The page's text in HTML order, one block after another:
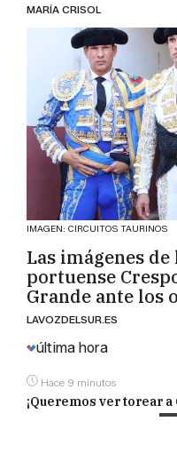
MARÍA CRISOL
IMAGEN: CIRCUITOS TAURINOS
Las imágenes
portuense
Grande ante los
LAVOZDELSUR.ES
última hora
Hace 9 minutos
¡Queremos ver torear a